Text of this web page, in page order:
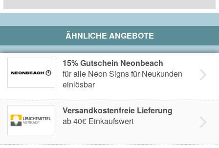
ÄHNLICHE ANGEBOTE
15% Gutschein Neonbeach
für alle Neon Signs für Neukunden
einlösbar
Versandkostenfreie Lieferung
ab 40€ Einkaufswert